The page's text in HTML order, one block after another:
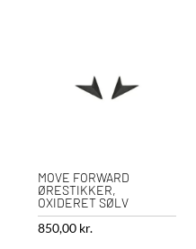
MOVE FORWARD
ØRESTIKKER,
OXIDERET SØLV
850,00 kr.